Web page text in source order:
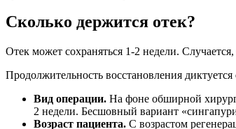
Сколько держится отек?
Отек может сохраняться 1-2 недели.
Продолжительность восстановления
Вид операции. На фоне обширной
2 недели. Бесшовный вариант
Возраст пациента. С возрастом